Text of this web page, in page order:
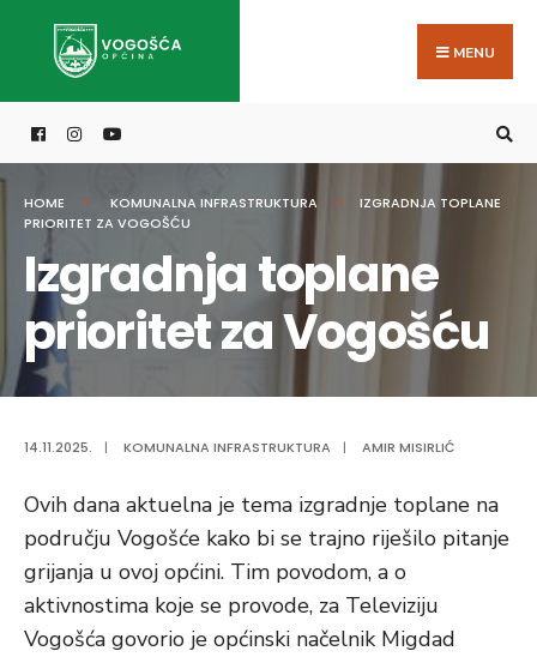
MENU
HOME KOMUNALNA INFRASTRUKTURA
IZGRADNJA TOPLANE
PRIORITET ZA VOGOŠĆU
Izgradnja toplane
prioritet za Vogošću
14.11.2025. | KOMUNALNA INFRASTRUKTURA | AMIR MISIRLIĆ
Ovih dana aktuelna je tema izgradnje toplane na
području Vogošće kako bi se trajno riješilo pitanje
grijanja u ovoj općini. Tim povodom, a o
aktivnostima koje se provode, za Televiziju
Vogošća govorio je općinski načelnik Migdad
for: